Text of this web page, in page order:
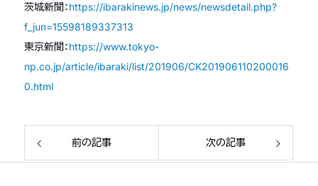
茨城新聞：https://ibarakinews.jp/news/newsdetail.php?
f_jun=15598189337313
東京新聞：https://www.tokyo-
np.co.jp/article/ibaraki/list/201906/CK201906110200016
0.html
前の記事 次の記事